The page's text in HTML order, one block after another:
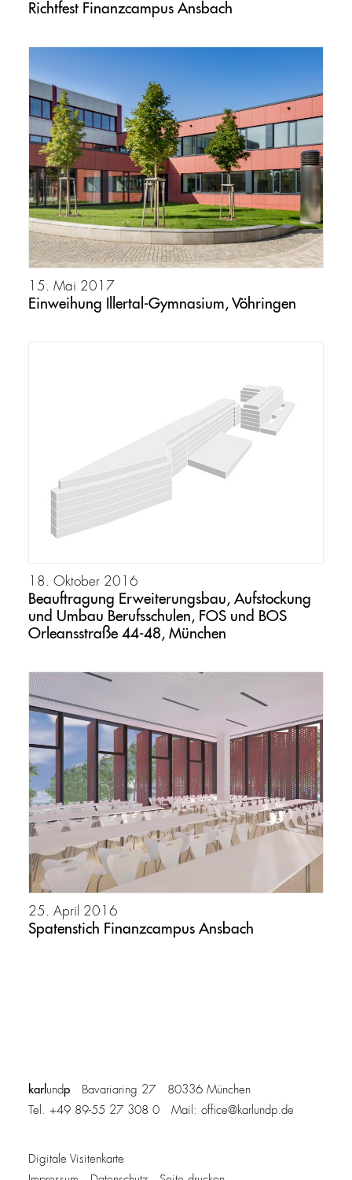
Richtfest Finanzcampus Ansbach
15. Mai 2017
Einweihung Illertal-Gymnasium, Vöhringen
18. Oktober 2016
Beauftragung Erweiterungsbau, Aufstockung
und Umbau Berufsschulen, FOS und BOS
Orleansstraße 44-48, München
25. April 2016
Spatenstich Finanzcampus Ansbach
karl undp Bavariaring 27 80336 München
Tel. +49 89-55 27 308 0 Mail: office@karlundp.de
Digitale Visitenkarte